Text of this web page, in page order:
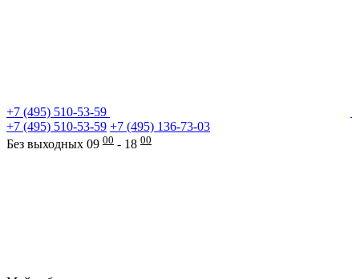
+7 (495) 510-53-59
+7 (495) 510-53-59 +7 (495) 136-73-03
Без выходных 09 00 - 18 00